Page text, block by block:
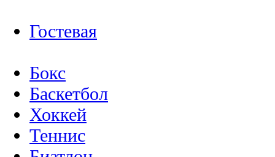
Гостевая
Бокс
Баскетбол
Хоккей
Теннис